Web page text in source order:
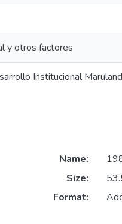
y otros factores
Institucional
Name:
Size:
Format: